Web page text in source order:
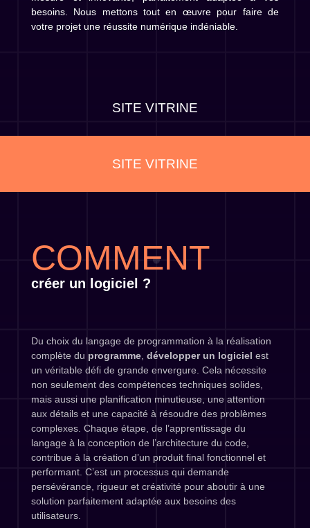
besoins. Nous mettons tout en œuvre pour faire de
votre projet une réussite numérique indéniable.
APPLICATIONS WEB
APPLICATIONS WEB
COMMENT
créer un logiciel ?
Du choix du langage de programmation à la réalisation
complète du programme, développer un logiciel est
un véritable défi de grande envergure. Cela nécessite
non seulement des compétences techniques solides,
mais aussi une planification minutieuse, une attention
aux détails et une capacité à résoudre des problèmes
complexes. Chaque étape, de l’apprentissage du
langage à la conception de l’architecture du code,
contribue à la création d’un produit final fonctionnel et
performant. C’est un processus qui demande
persévérance, rigueur et créativité pour aboutir à une
solution parfaitement adaptée aux besoins des
utilisateurs.